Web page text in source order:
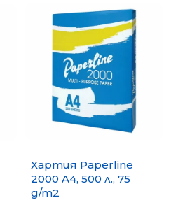
Хартия Paperline
2000 A4, 500 л., 75
g/m2